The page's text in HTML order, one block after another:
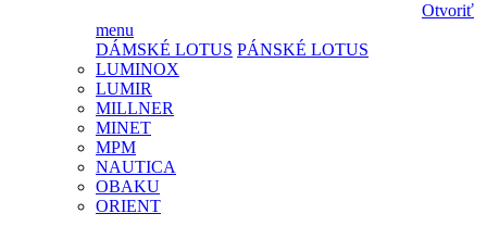
Otvoriť
menu
DÁMSKÉ LOTUS PÁNSKÉ LOTUS
LUMINOX
LUMIR
MILLNER
MINET
MPM
NAUTICA
OBAKU
ORIENT